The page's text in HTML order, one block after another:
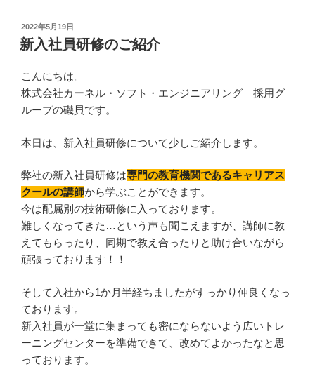
投
稿
日:
2022年5月19日
新入社員研修のご紹介
こんにちは。
株式会社カーネル・ソフト・エンジニアリング 採用グ
ループの磯貝です。
本日は、新入社員研修について少しご紹介します。
弊社の新入社員研修は専門の教育機関であるキャリアス
クールの講師から学ぶことができます。
今は配属別の技術研修に入っております。
難しくなってきた…という声も聞こえますが、講師に教
えてもらったり、同期で教え合ったりと助け合いながら
頑張っております！！
そして入社から1か月半経ちましたがすっかり仲良くなっ
ております。
新入社員が一堂に集まっても密にならないよう広いトレ
ーニングセンターを準備できて、改めてよかったなと思
っております。